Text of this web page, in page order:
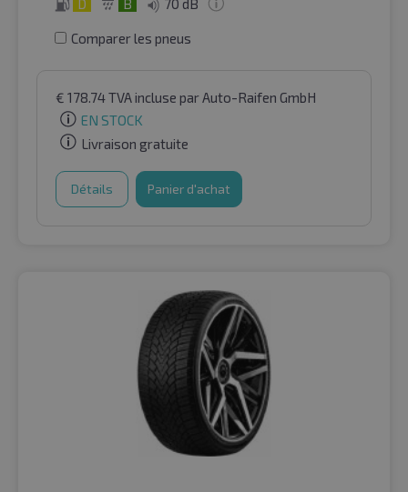
D B 70 dB
Comparer les pneus
€ 178.74TVA incluse par Auto-Raifen GmbH
EN STOCK
Livraison gratuite
Détails Panier d'achat